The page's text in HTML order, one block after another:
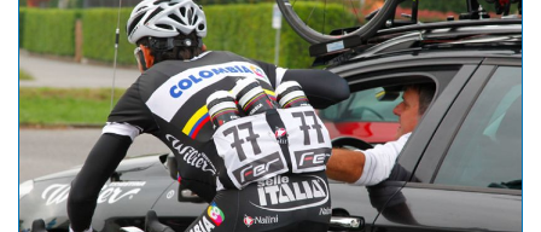
OSCAR
ALBI D'ORO
NEWSLETTER